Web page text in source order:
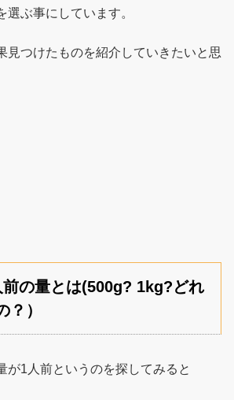
選ぶ事にしています。
見つけたものを紹介していきたいと思
前の量とは(500g? 1kg?どれ
？）
が1人前というのを探してみると